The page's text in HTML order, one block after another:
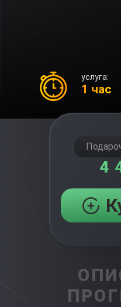
услуга:
1 час
4